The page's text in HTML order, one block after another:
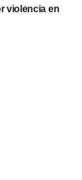
violencia en